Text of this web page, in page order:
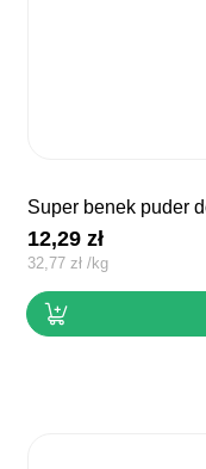
super benek puder
12,29zł
32,77zł /kg